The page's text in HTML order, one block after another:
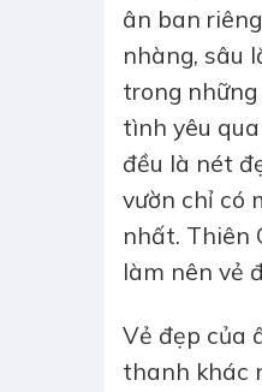
ân ban
nhàng, sâu
trong
tình yêu
đều là nét
vườn chỉ có
nhất. Thiên
làm nên vẻ
Vẻ đẹp của
thanh khác